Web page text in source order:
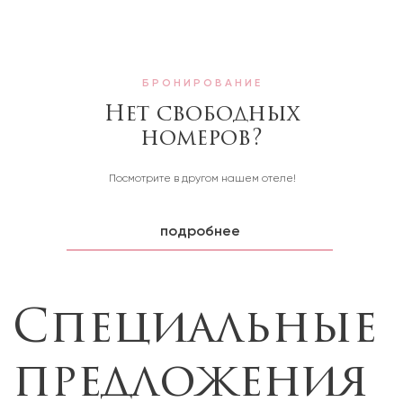
Посмотрите в другом нашем отеле!
Нет свободных
номеров?
подробнее
БРОНИРОВАНИЕ
Специальные
предложения